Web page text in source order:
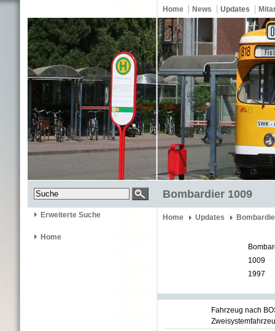
Home News Updates
Bombardier 1009
Erweiterte Suche
Home
Home Updates
1009
1997
Fahrzeug nach